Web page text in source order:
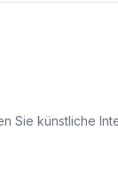
Sie künstliche